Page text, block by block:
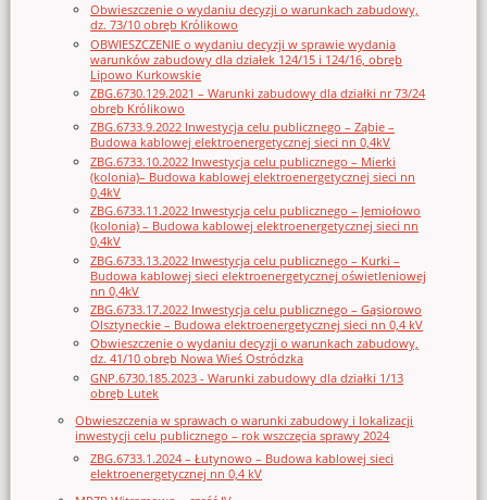
Obwieszczenie o wydaniu decyzji o warunkach zabudowy,
dz. 73/10 obręb Królikowo
OBWIESZCZENIE o wydaniu decyzji w sprawie wydania
warunków zabudowy dla działek 124/15 i 124/16, obręb
Lipowo Kurkowskie
ZBG.6730.129.2021 – Warunki zabudowy dla działki nr 73/24
obręb Królikowo
ZBG.6733.9.2022 Inwestycja celu publicznego – Ząbie –
Budowa kablowej elektroenergetycznej sieci nn 0,4kV
ZBG.6733.10.2022 Inwestycja celu publicznego – Mierki
(kolonia)– Budowa kablowej elektroenergetycznej sieci nn
0,4kV
ZBG.6733.11.2022 Inwestycja celu publicznego – Jemiołowo
(kolonia) – Budowa kablowej elektroenergetycznej sieci nn
0,4kV
ZBG.6733.13.2022 Inwestycja celu publicznego – Kurki –
Budowa kablowej sieci elektroenergetycznej oświetleniowej
nn 0,4kV
ZBG.6733.17.2022 Inwestycja celu publicznego – Gąsiorowo
Olsztyneckie – Budowa elektroenergetycznej sieci nn 0,4 kV
Obwieszczenie o wydaniu decyzji o warunkach zabudowy,
dz. 41/10 obręb Nowa Wieś Ostródzka
GNP.6730.185.2023 - Warunki zabudowy dla działki 1/13
obręb Lutek
Obwieszczenia w sprawach o warunki zabudowy i lokalizacji
inwestycji celu publicznego – rok wszczęcia sprawy 2024
ZBG.6733.1.2024 – Łutynowo – Budowa kablowej sieci
elektroenergetycznej nn 0,4 kV